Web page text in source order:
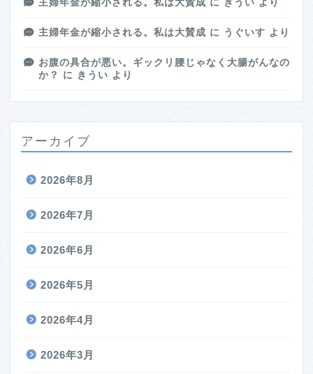
主婦年金が縮小される。私は大賛成 に きうい より
主婦年金が縮小される。私は大賛成 に うぐいす より
お腹の具合が悪い。ギックリ腰じゃなく大腸がんなの
か？
に きうい より
アーカイブ
2026年8月
2026年7月
2026年6月
2026年5月
2026年4月
2026年3月